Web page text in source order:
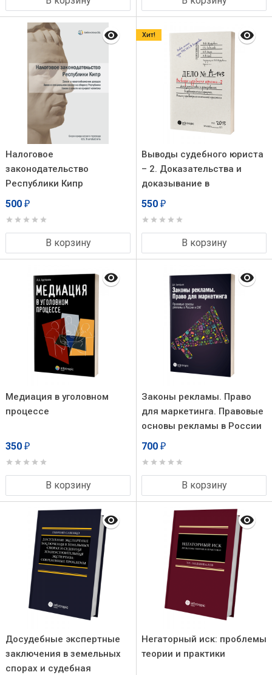
Налоговое
законодательство
Республики Кипр
500 ₽
В корзину
Выводы судебного юриста
– 2. Доказательства и
доказывание в
арбитражном процессе:
практики / Юзефович В.Б.,
Цыб А.В, Ищук И.Н.,
Савельев С.Л.; под ред. В.Б.
Юзефовича. – 2-е изд.,
перераб. и доп.
550 ₽
В корзину
Хит!
Медиация в уголовном
процессе
350 ₽
В корзину
Законы рекламы. Право
для маркетинга. Правовые
основы рекламы в России
и СНГ
700 ₽
В корзину
Досудебные экспертные
заключения в земельных
спорах и судебная
Негаторный иск: проблемы
теории и практики